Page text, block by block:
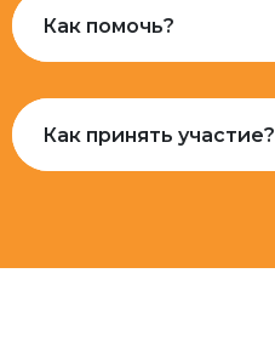
Как помочь?
Как принять участие?